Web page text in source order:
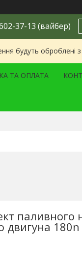
37-13 (вайбер)
будуть оброблені
ТА ОПЛАТА
паливного
двигуна 180n